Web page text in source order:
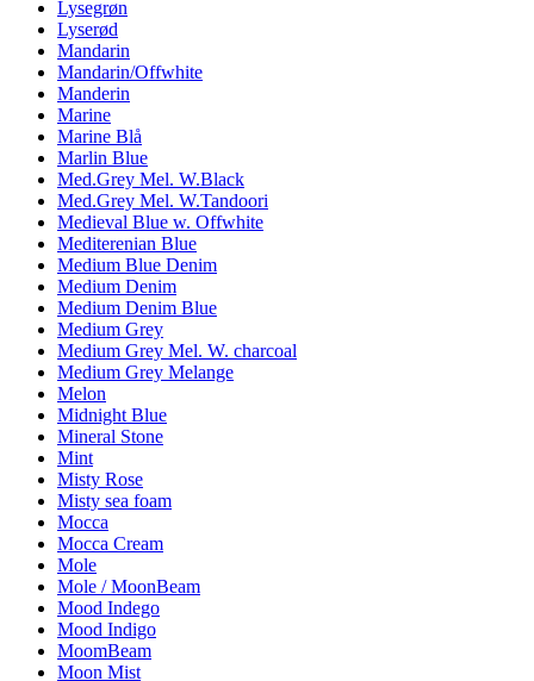
Lysegrøn
Lyserød
Mandarin
Mandarin/Offwhite
Manderin
Marine
Marine Blå
Marlin Blue
Med.Grey Mel. W.Black
Med.Grey Mel. W.Tandoori
Medieval Blue w. Offwhite
Mediterenian Blue
Medium Blue Denim
Medium Denim
Medium Denim Blue
Medium Grey
Medium Grey Mel. W. charcoal
Medium Grey Melange
Melon
Midnight Blue
Mineral Stone
Mint
Misty Rose
Misty sea foam
Mocca
Mocca Cream
Mole
Mole / MoonBeam
Mood Indego
Mood Indigo
MoomBeam
Moon Mist